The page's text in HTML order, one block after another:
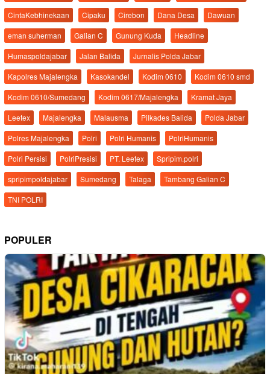
CintaKebhinekaan
Cipaku Cirebon Dana Desa
Dawuan
eman suherman
Galian C Gunung Kuda
Headline
Humaspoldajabar
Jalan Balida
Jurnalis Polda Jabar
Kapolres Majalengka
Kasokandel Kodim 0610
Kodim 0610 smd
Kodim 0610/Sumedang
Kodim 0617/Majalengka
Kramat Jaya
Leetex
Majalengka Malausma Pilkades Balida
Polda Jabar
Polres Majalengka
Polri Polri Humanis
PolriHumanis
Polri Persisi
PolriPresisi PT. Leetex
Spripim.polri
spripimpoldajabar
Sumedang Talaga
Tambang Galian C
TNI POLRI
POPULER